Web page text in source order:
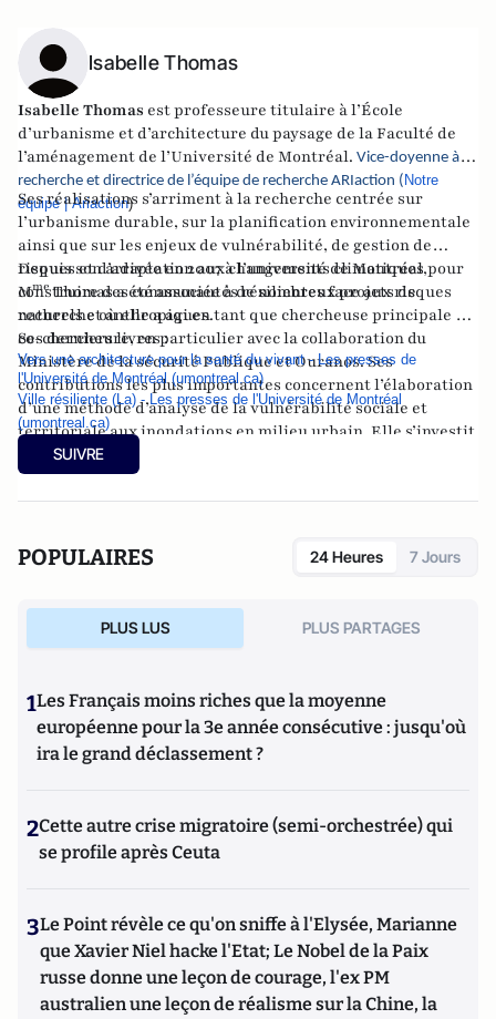
Isabelle Thomas
Isabelle Thomas est professeure titulaire à l’École
d’urbanisme et d’architecture du paysage de la Faculté de
l’aménagement de l’Université de Montréal. Vice-doyenne à la
recherche et directrice de l’équipe de recherche ARIaction ( Notre
équipe | Ariaction)
Ses réalisations s’arriment à la recherche centrée sur
l’urbanisme durable, sur la planification environnementale
ainsi que sur les enjeux de vulnérabilité, de gestion de
risques et d’adaptation aux changements climatiques pour
construire des communautés résilientes face aux risques
naturels et anthropiques.
Depuis son arrivée en 2007 à l’université de Montréal,
MmeThomas a été associée à de nombreux projets de
recherche où elle a agi en tant que chercheuse principale ou
co-chercheure, en particulier avec la collaboration du
Ministère de la sécurité Publique et Ouranos. Ses
contributions les plus importantes concernent l’élaboration
d’une méthode d’analyse de la vulnérabilité sociale et
territoriale aux inondations en milieu urbain. Elle s’investit
également dans les stratégies concernant la construction
innovante de quartiers résilients. Ses résultats se situent au
carrefour de la recherche-action et de la recherche
résiliente : comment la construire? (PUM) explique les
conditions fondamentales pour établir des collectivités
ARIACTION (ARIACTION.com) qui permet de constituer un
réseau d’experts locaux et internationaux visant en
pratiques en termes d’aménagement résilient du territoire.
Ses derniers livres :
Vers une architecture pour la santé du vivant - Les presses de
l'Université de Montréal (umontreal.ca)
Ville résiliente (La) - Les presses de l'Université de Montréal
(umontreal.ca)
SUIVRE
POPULAIRES 24 Heures 7 Jours
PLUS LUS PLUS PARTAGES
1Les Français moins riches que la moyenne
européenne pour la 3e année consécutive : jusqu'où
ira le grand déclassement ?
2Cette autre crise migratoire (semi-orchestrée) qui
se profile après Ceuta
3Le Point révèle ce qu'on sniffe à l'Elysée, Marianne
que Xavier Niel hacke l'Etat; Le Nobel de la Paix
russe donne une leçon de courage, l'ex PM
australien une leçon de réalisme sur la Chine, la